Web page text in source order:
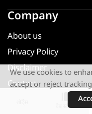
वेब स्टोरीज़
Company
About us
Privacy Policy
Disclaimer
Contact
We use cookies to
accept or reject